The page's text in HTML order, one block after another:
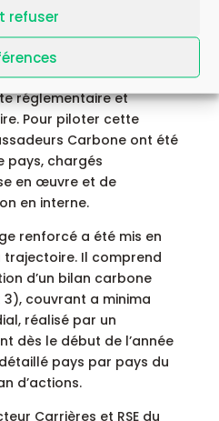
refuser
Groupe, la stratégie
douze pays, parmi
la Pologne et
entité locale adapte
réglementaire et
Pour piloter cette
Carbone ont été
pays, chargés
en œuvre et de
en interne.
renforcé a été mis en
Il comprend
d’un bilan carbone
3), couvrant a minima
réalisé par un
dès le début de l’année
pays par pays du
d’actions.
Carrières et RSE du